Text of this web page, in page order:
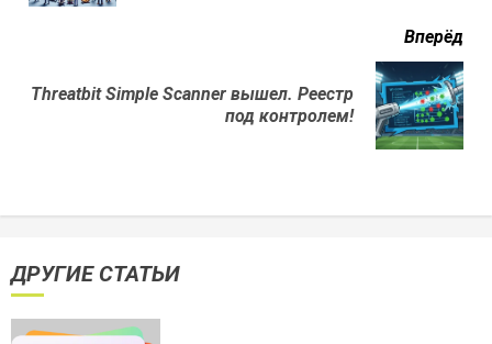
Вперёд
Next
Threatbit Simple Scanner вышел. Реестр
под контролем!
ДРУГИЕ СТАТЬИ